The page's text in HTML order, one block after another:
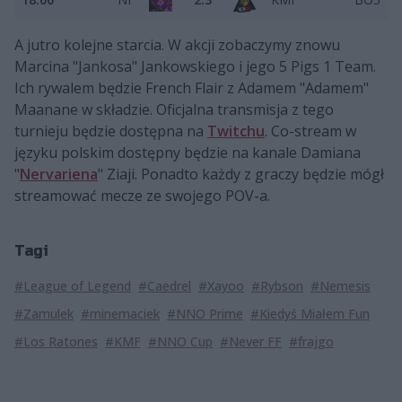
A jutro kolejne starcia. W akcji zobaczymy znowu
Marcina "Jankosa" Jankowskiego i jego 5 Pigs 1 Team.
Ich rywalem będzie French Flair z Adamem "Adamem"
Maanane w składzie. Oficjalna transmisja z tego
turnieju będzie dostępna na Twitchu. Co-stream w
języku polskim dostępny będzie na kanale Damiana
"Nervariena" Ziaji. Ponadto każdy z graczy będzie mógł
streamować mecze ze swojego POV-a.
Tagi
#League of Legend #Caedrel #Xayoo #Rybson #Nemesis
#Zamulek #minemaciek #NNO Prime #Kiedyś Miałem Fun
#Los Ratones #KMF #NNO Cup #Never FF #frajgo